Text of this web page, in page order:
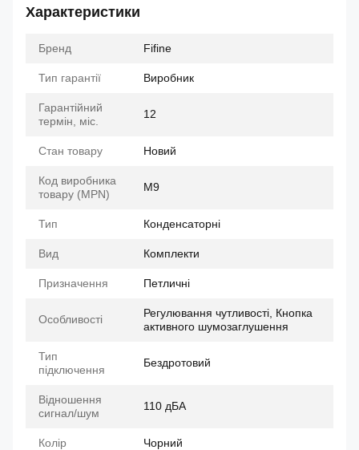
Характеристики
Бренд Fifine
Тип гарантії Виробник
Гарантійний
термін, міс.
12
Стан товару Новий
Код виробника
товару (MPN)
M9
Тип Конденсаторні
Вид Комплекти
Призначення Петличні
Особливості
Регулювання чутливості, Кнопка
активного шумозаглушення
Тип
підключення
Бездротовий
Відношення
сигнал/шум
110 дБА
Колір Чорний